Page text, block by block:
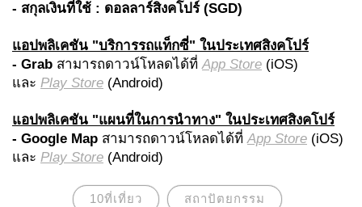
- สกุลเงินที่ใช้ : ดอลลาร์สิงคโปร์ (SGD)
แอปพลิเคชัน "บริการรถแท็กซี่" ในประเทศสิงคโปร์
- Grab สามารถดาวน์โหลดได้ที่App Store (iOS)
และ Play Store (Android)
แอปพลิเคชัน "แผนที่ในการนำทาง" ในประเทศสิงคโปร์
- Google Map สามารถดาวน์โหลดได้ที่App Store (iOS)
และ Play Store (Android)
10ที่เที่ยว สถาปัตยกรรม